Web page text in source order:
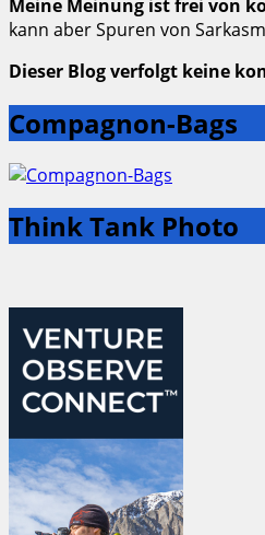
Meine Meinung ist frei von
kann aber Spuren von
Dieser Blog verfolgt keine
Compagnon-Bags
Think Tank Photo